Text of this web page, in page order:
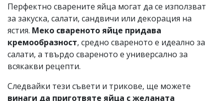
Перфектно сварените яйца могат да се използват
за закуска, салати, сандвичи или декорация на
ястия. Меко свареното яйце придава
кремообразност, средно свареното е идеално за
салати, а твърдо свареното е универсално за
всякакви рецепти.
Следвайки тези съвети и трикове, ще можете
винаги да приготвяте яйца с желаната